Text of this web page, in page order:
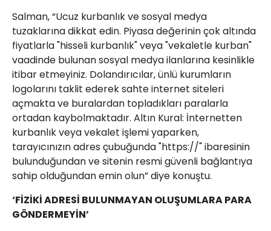
​Salman, “Ucuz kurbanlık ve sosyal medya
tuzaklarına dikkat edin. ​Piyasa değerinin çok altında
fiyatlarla "hisseli kurbanlık" veya "vekaletle kurban"
vaadinde bulunan sosyal medya ilanlarına kesinlikle
itibar etmeyiniz. Dolandırıcılar, ünlü kurumların
logolarını taklit ederek sahte internet siteleri
açmakta ve buralardan topladıkları paralarla
ortadan kaybolmaktadır. Altın Kural: İnternetten
kurbanlık veya vekalet işlemi yaparken,
tarayıcınızın adres çubuğunda "https://" ibaresinin
bulunduğundan ve sitenin resmi güvenli bağlantıya
sahip olduğundan emin olun” diye konuştu.
‘FİZİKİ ADRESİ BULUNMAYAN OLUŞUMLARA PARA
GÖNDERMEYİN’